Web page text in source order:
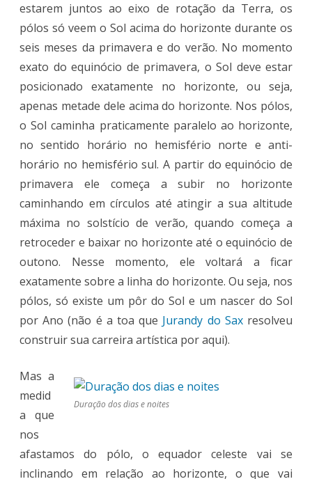
estarem juntos ao eixo de rotação da Terra, os
pólos só veem o Sol acima do horizonte durante os
seis meses da primavera e do verão. No momento
exato do equinócio de primavera, o Sol deve estar
posicionado exatamente no horizonte, ou seja,
apenas metade dele acima do horizonte. Nos pólos,
o Sol caminha praticamente paralelo ao horizonte,
no sentido horário no hemisfério norte e anti-
horário no hemisfério sul. A partir do equinócio de
primavera ele começa a subir no horizonte
caminhando em círculos até atingir a sua altitude
máxima no solstício de verão, quando começa a
retroceder e baixar no horizonte até o equinócio de
outono. Nesse momento, ele voltará a ficar
exatamente sobre a linha do horizonte. Ou seja, nos
pólos, só existe um pôr do Sol e um nascer do Sol
por Ano (não é a toa que Jurandy do Saxresolveu
construir sua carreira artística por aqui).
Duração dos dias e noites
Mas a
medid
a que
nos
afastamos do pólo, o equador celeste vai se
inclinando em relação ao horizonte, o que vai